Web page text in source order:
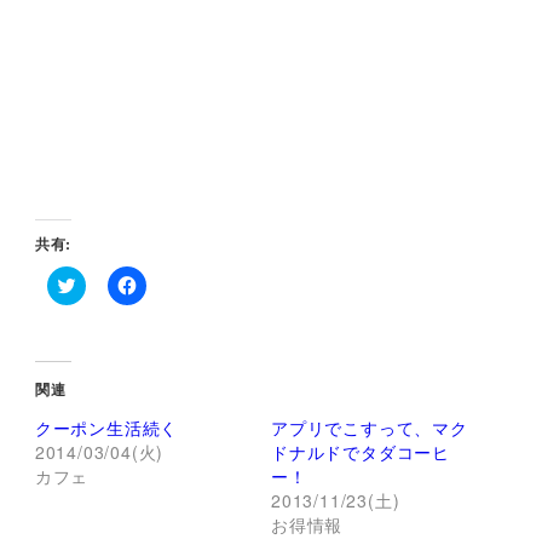
共有:
ク
し
て
T
i
t
t
e
F
で
共
有
関連
クーポン生活続く
2014/03/04(火)
カフェ
アプリでこすって、マク
ドナルドでタダコーヒ
ー！
2013/11/23(土)
お得情報